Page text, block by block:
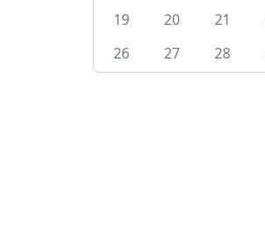
19
20 21
26
27 28